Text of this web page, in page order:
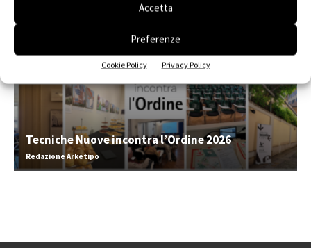
Accetta
Preferenze
Cookie Policy Privacy Policy
Tecniche Nuove incontra l’Ordine 2026
Redazione Arketipo